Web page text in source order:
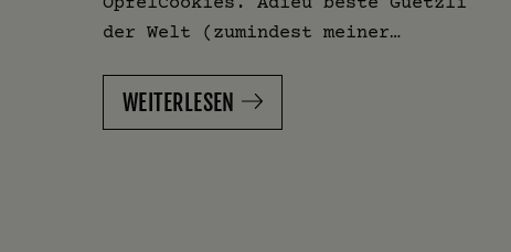
der Welt (zumindest meiner…
WEITERLESEN